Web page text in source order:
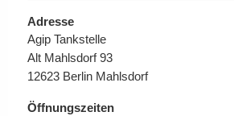
Adresse
Agip Tankstelle
Alt Mahlsdorf 93
12623 Berlin Mahlsdorf
Öffnungszeiten